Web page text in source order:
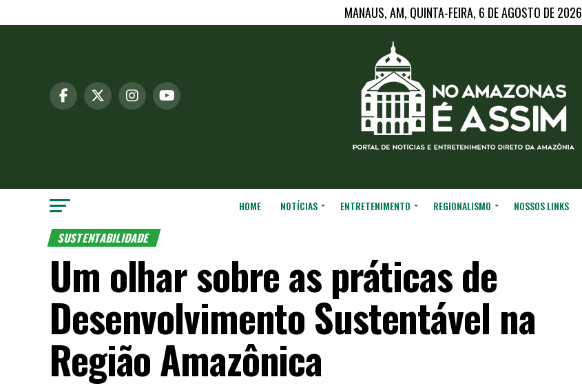
MANAUS, AM, QUINTA-FEIRA, 6 DE AGOSTO DE 2026
HOME NOTÍCIAS ENTRETENIMENTO REGIONALISMO NOSSOS LINKS
SUSTENTABILIDADE
Um olhar sobre as práticas de
Desenvolvimento Sustentável na
Região Amazônica